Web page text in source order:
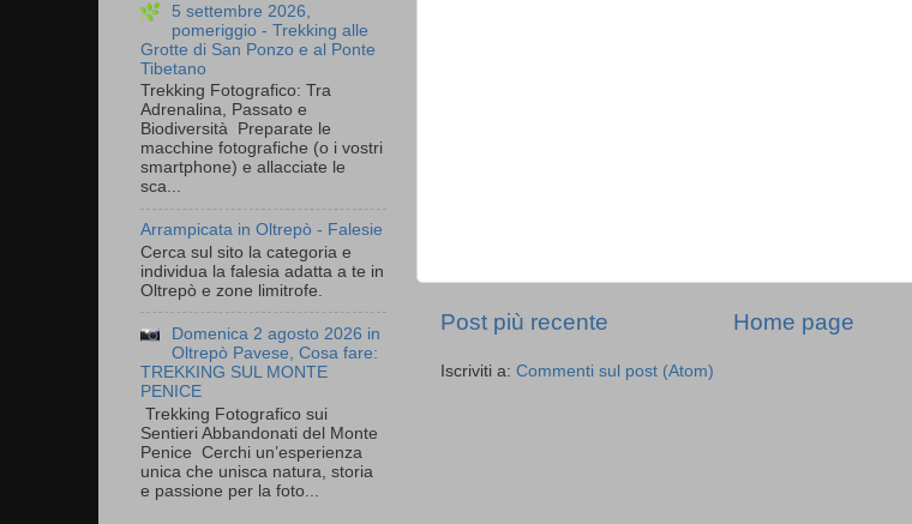
Post più recente Home page
Iscriviti a: Commenti sul post (Atom)
5 settembre 2026,
pomeriggio - Trekking alle
Grotte di San Ponzo e al Ponte
Tibetano
Trekking Fotografico: Tra
Adrenalina, Passato e
Biodiversità Preparate le
macchine fotografiche (o i vostri
smartphone) e allacciate le
sca...
Arrampicata in Oltrepò - Falesie
Cerca sul sito la categoria e
individua la falesia adatta a te in
Oltrepò e zone limitrofe.
Domenica 2 agosto 2026 in
Oltrepò Pavese, Cosa fare:
TREKKING SUL MONTE
PENICE
Trekking Fotografico sui
Sentieri Abbandonati del Monte
Penice Cerchi un’esperienza
unica che unisca natura, storia
e passione per la foto...